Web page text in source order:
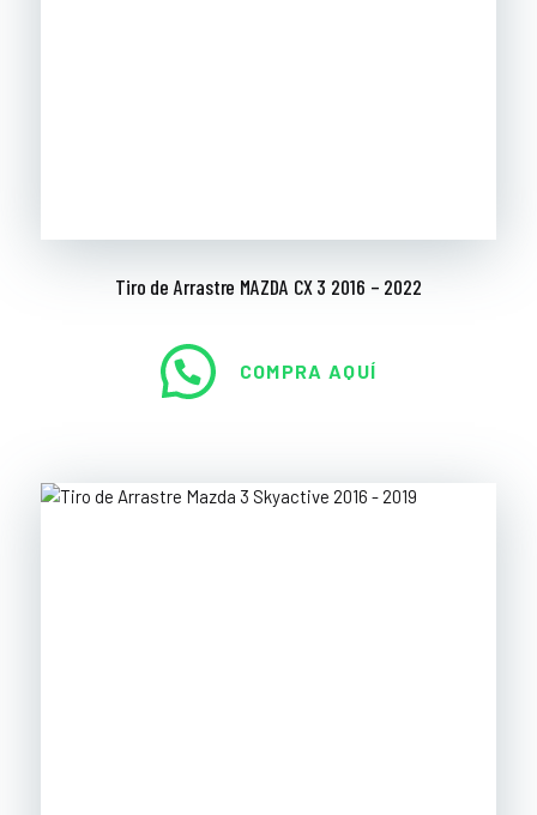
Tiro de Arrastre MAZDA CX 3 2016 – 2022
COMPRA AQUÍ